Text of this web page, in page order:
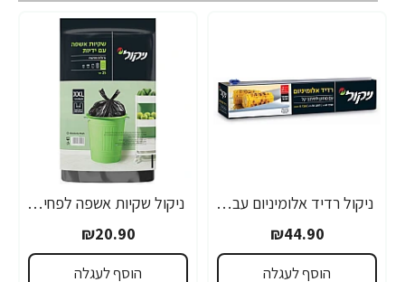
ניקול רדיד אלומיניום עבה וחזק במיוחד 15 מיקרון + סכין - רחב 30 ס”מ - 60 מטר
₪44.90
הוסף לעגלה
ניקול שקיות אשפה לפחים ענקיים XXL עם ידיות - 25 יחידות
₪20.90
הוסף לעגלה